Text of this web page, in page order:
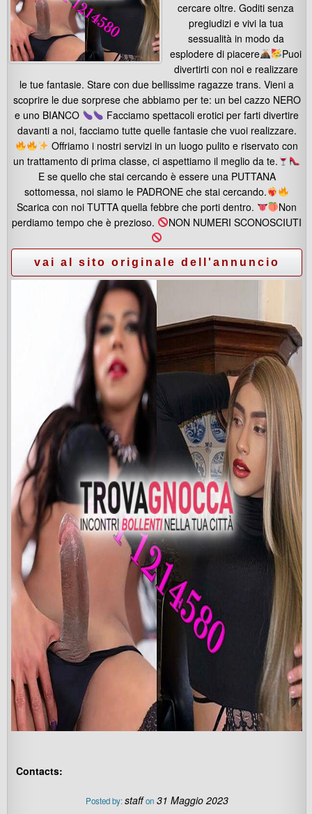
cercare oltre. Goditi senza
pregiudizi e vivi la tua
sessualità in modo da
esplodere di piacere
Puoi
divertirti con noi e realizzare
le tue fantasie. Stare con due bellissime ragazze trans. Vieni a
scoprire le due sorprese che abbiamo per te: un bel cazzo NERO
e uno BIANCO
Facciamo spettacoli erotici per farti divertire
davanti a noi, facciamo tutte quelle fantasie che vuoi realizzare.
Offriamo i nostri servizi in un luogo pulito e riservato con
un trattamento di prima classe, ci aspettiamo il meglio da te.
E se quello che stai cercando è essere una PUTTANA
sottomessa, noi siamo le PADRONE che stai cercando.
Scarica con noi TUTTA quella febbre che porti dentro.
Non
perdiamo tempo che è prezioso.
NON NUMERI SCONOSCIUTI
Contacts:
Posted by:staff on 31 Maggio 2023